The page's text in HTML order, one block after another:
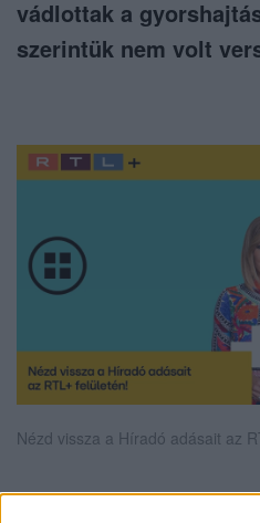
vádlottak a
szerintük nem volt
Nézd vissza a Híradó adásait az